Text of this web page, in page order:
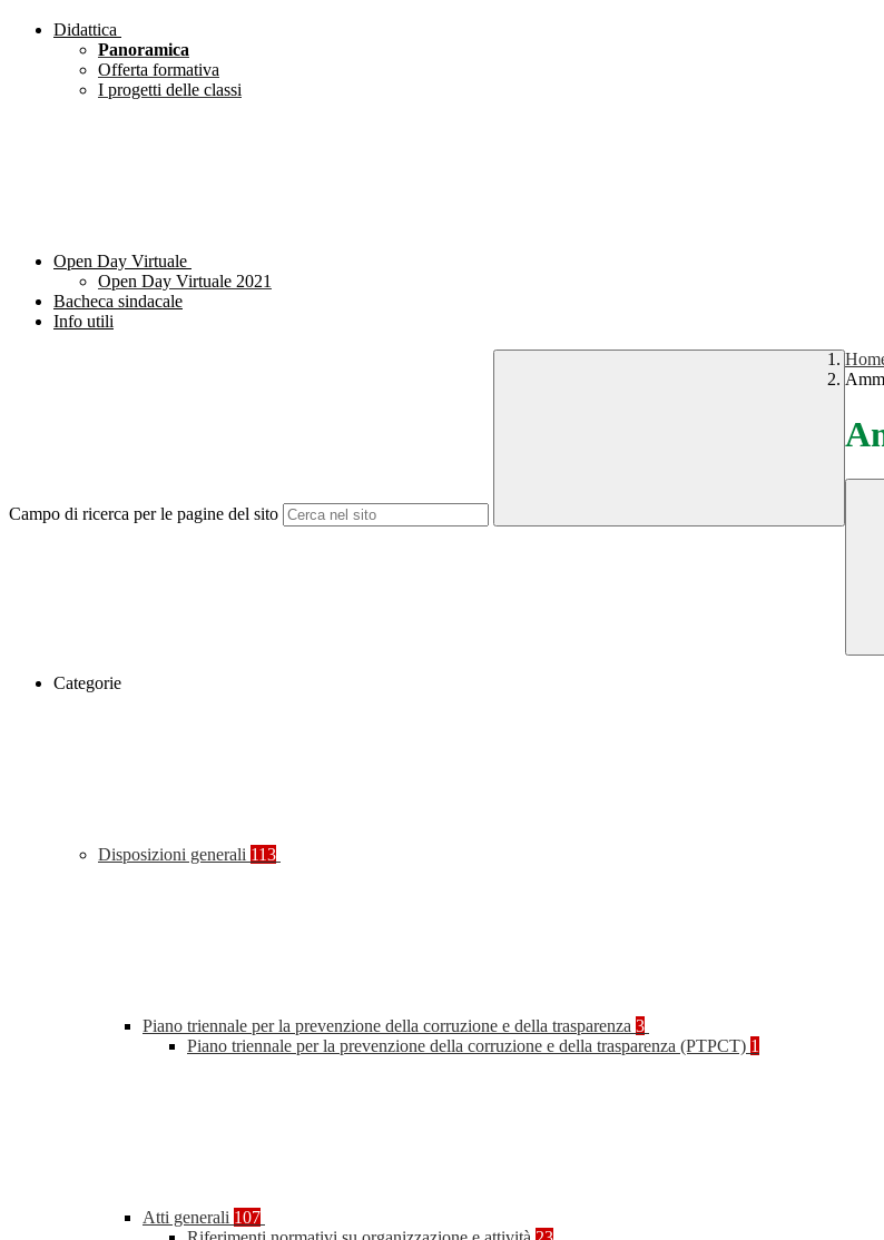
Didattica
Panoramica
Offerta formativa
I progetti delle classi
Open Day Virtuale
Open Day Virtuale 2021
Bacheca sindacale
Info utili
Campo di ricerca per le pagine del sito
Categorie
Disposizioni generali 113
Piano triennale per la prevenzione della corruzione e della trasparenza 3
Piano triennale per la prevenzione della corruzione e della trasparenza (PTPCT) 1
Atti generali 107